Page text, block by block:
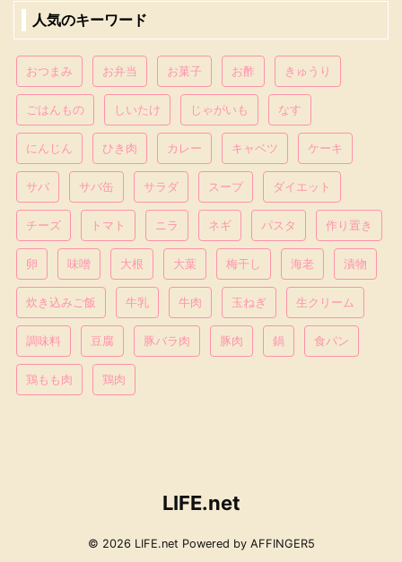
人気のキーワード
おつまみ お弁当 お菓子 お酢 きゅうり
ごはんもの しいたけ じゃがいも なす
にんじん ひき肉 カレー キャベツ ケーキ
サバ サバ缶 サラダ スープ ダイエット
チーズ トマト ニラ ネギ パスタ 作り置き
卵 味噌 大根 大葉 梅干し 海老 漬物
炊き込みご飯 牛乳 牛肉 玉ねぎ 生クリーム
調味料 豆腐 豚バラ肉 豚肉 鍋 食パン
鶏もも肉 鶏肉
LIFE.net
© 2026 LIFE.net Powered by AFFINGER5